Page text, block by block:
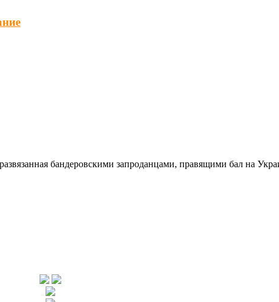
бандеровскими запроданцами, правящими бал на